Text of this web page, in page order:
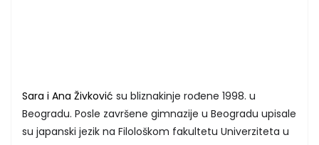
Sara i Ana Živković su bliznakinje rođene 1998. u
Beogradu. Posle završene gimnazije u Beogradu upisale
su japanski jezik na Filološkom fakultetu Univerziteta u